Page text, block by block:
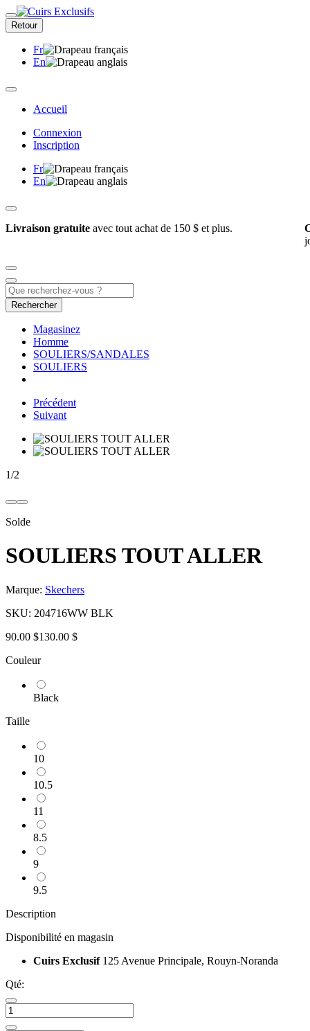
Retour
Fr
En
Accueil
Connexion
Inscription
Fr
En
Livraison gratuite avec tout achat de 150 $ et plus.
Rechercher
Magasinez
Homme
SOULIERS/SANDALES
SOULIERS
Précédent
Suivant
1/2
Solde
SOULIERS TOUT ALLER
Marque: Skechers
SKU: 204716WW BLK
90.00 $130.00 $
Couleur
Black
Taille
10
10.5
11
8.5
9
9.5
Description
Disponibilité en magasin
Cuirs Exclusif 125 Avenue Principale, Rouyn-Noranda
Qté: